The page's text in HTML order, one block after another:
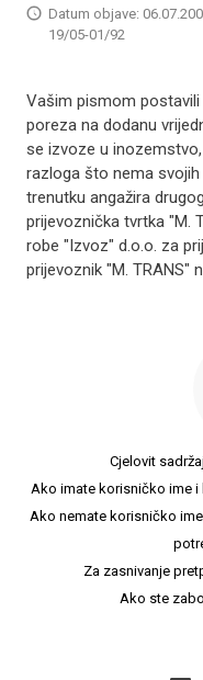
Datum objave:
19/05-01/92
Vašim pismom
poreza na dodanu
se izvoze u
razloga što nema
trenutku angažira
prijevoznička tvrtka "M.
robe "Izvoz" d.o.o. za
prijevoznik "M. TRANS"
Cjelovit
Ako imate korisničko ime
Ako nemate korisničko
Za zasnivanje
Ako ste